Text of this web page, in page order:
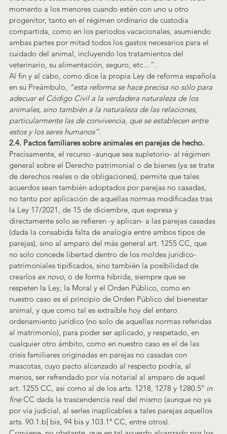
momento a los menores cuando estén con uno u otro
progenitor, tanto en el régimen ordinario de custodia
compartida, como en los periodos vacacionales, asumiendo
ambas partes por mitad todos los gastos necesarios para el
cuidado del animal, incluyendo los tratamientos del
veterinario, su alimentación, seguro, etc…”.
Al fin y al cabo, como dice la propia Ley de reforma española
en su Preámbulo,
“esta reforma se hace precisa no sólo para
adecuar el Código Civil a la verdadera naturaleza de los
animales, sino también a la naturaleza de las relaciones,
particularmente las de convivencia, que se establecen entre
estos y los seres humanos”.
2.4. Pactos familiares sobre animales en parejas de hecho.
Precisamente, el recurso -aunque sea supletorio- al régimen
general sobre el Derecho patrimonial o de bienes (ya se trate
de derechos reales o de obligaciones), permite que tales
acuerdos sean también adoptados por parejas no casadas,
no tanto por aplicación de aquellas normas modificadas tras
la Ley 17/2021, de 15 de diciembre, que expresa y
directamente solo se refieren -y aplican- a las parejas casadas
(dada la consabida falta de analogía entre ambos tipos de
parejas), sino al amparo del más general art. 1255 CC, que
no solo concede libertad dentro de los moldes jurídico-
patrimoniales tipificados, sino también la posibilidad de
crearlos ex novo , o de forma híbrida, siempre que se
respeten la Ley, la Moral y el Orden Público, como en
nuestro caso es el principio de Orden Público del bienestar
animal, y que como tal es extraíble hoy del entero
ordenamiento jurídico (no solo de aquellas normas referidas
al matrimonio), para poder ser aplicado, y respetado, en
cualquier otro ámbito, como en nuestro caso es el de las
crisis familiares originadas en parejas no casadas con
mascotas, cuyo pacto alcanzado al respecto podría, al
menos, ser refrendado por vía notarial al amparo de aquel
art. 1255 CC, así como al de los arts. 1218, 1278 y 1280.5º in
fine CC dada la trascendencia real del mismo (aunque no ya
por vía judicial, al serles inaplicables a tales parejas aquellos
arts. 90.1.b] bis, 94 bis y 103.1ª CC, entre otros).